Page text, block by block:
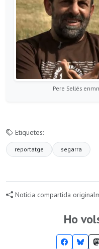
Pere Sellés
Etiquetes:
reportatge segarra
Notícia compartida
Ho